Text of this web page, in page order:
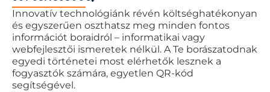
Innovatív technológiánk révén költséghatékonyan
és egyszerűen oszthatsz meg minden fontos
információt boraidról – informatikai vagy
webfejlesztői ismeretek nélkül. A Te borászatodnak
egyedi történetei most elérhetők lesznek a
fogyasztók számára, egyetlen QR-kód
segítségével.